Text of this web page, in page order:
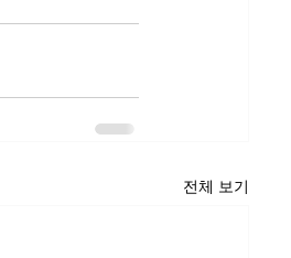
전체 보기